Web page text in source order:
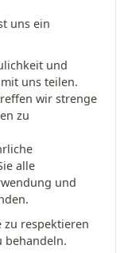
uns ein
und
uns teilen.
wir strenge
zu
alle
und
respektieren
behandeln.